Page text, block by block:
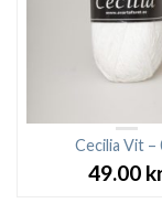
Cecilia Vit –
49.00